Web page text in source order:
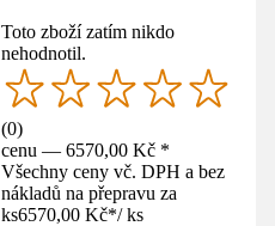
Toto zboží zatím nikdo
nehodnotil.
(0)
cenu — 6570,00 Kč *
Všechny ceny vč. DPH a bez
nákladů na přepravu za
ks6570,00 Kč*/ ks